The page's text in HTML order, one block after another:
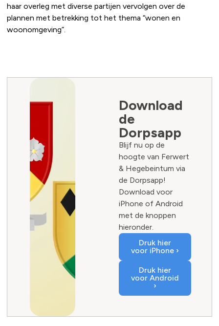
haar overleg met diverse partijen vervolgen over de
plannen met betrekking tot het thema “wonen en
woonomgeving”.
Download
de
Dorpsapp
Blijf nu op de
hoogte van Ferwert
& Hegebeintum via
de Dorpsapp!
Download voor
iPhone of Android
met de knoppen
hieronder.
Druk hier
voor iPhone ›
Druk hier
voor Android
›